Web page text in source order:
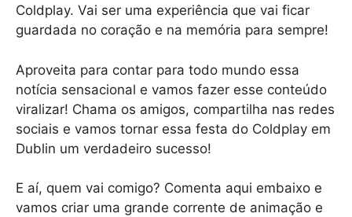
Coldplay. Vai ser uma experiência que vai ficar
guardada no coração e na memória para sempre!
Aproveita para contar para todo mundo essa
notícia sensacional e vamos fazer esse conteúdo
viralizar! Chama os amigos, compartilha nas redes
sociais e vamos tornar essa festa do Coldplay em
Dublin um verdadeiro sucesso!
E aí, quem vai comigo? Comenta aqui embaixo e
vamos criar uma grande corrente de animação e